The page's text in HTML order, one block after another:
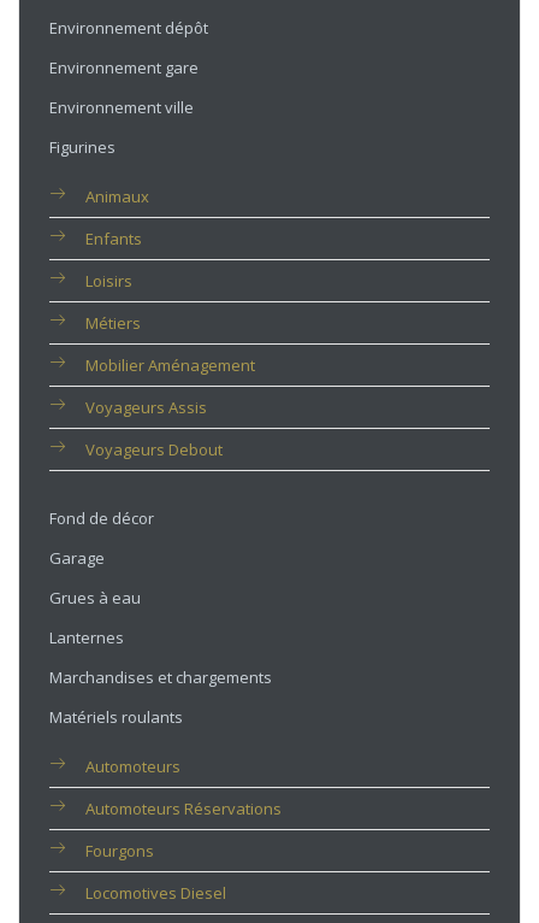
Environnement dépôt
Environnement gare
Environnement ville
Figurines
Animaux
Enfants
Loisirs
Métiers
Mobilier Aménagement
Voyageurs Assis
Voyageurs Debout
Fond de décor
Garage
Grues à eau
Lanternes
Marchandises et chargements
Matériels roulants
Automoteurs
Automoteurs Réservations
Fourgons
Locomotives Diesel